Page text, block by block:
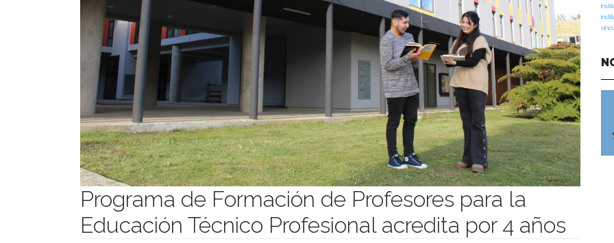
Programa de Formación de Profesores para la
Educación Técnico Profesional acredita por 4 años